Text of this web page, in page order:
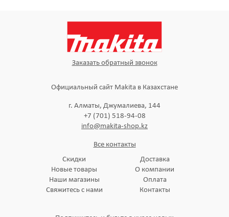
Заказать обратный звонок
Официальный сайт Makita в Казахстане
г. Алматы, Джумалиева, 144
+7 (701) 518-94-08
info@makita-shop.kz
Все контакты
Скидки
Новые товары
Наши магазины
Свяжитесь с нами
Доставка
О компании
Оплата
Контакты